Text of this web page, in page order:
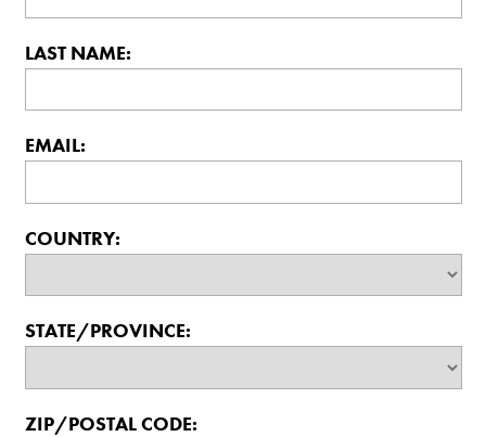
France
Italia
LAST NAME:
EMAIL:
COUNTRY:
STATE/PROVINCE:
ZIP/POSTAL CODE: